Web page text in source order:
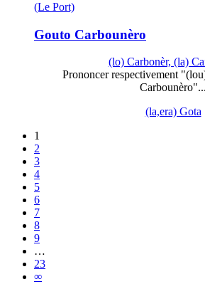
(Le Port)
Gouto Carbounèro
(lo) Carbonèr, (la)
Prononcer respectivement
Carbounèro"...
(la,era) Gota
1
2
3
4
5
6
7
8
9
…
23
∞